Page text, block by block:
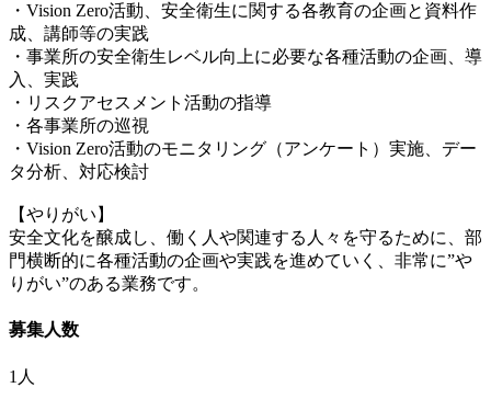
・Vision Zero活動、安全衛生に関する各教育の企画と資料作
成、講師等の実践
・事業所の安全衛生レベル向上に必要な各種活動の企画、導
入、実践
・リスクアセスメント活動の指導
・各事業所の巡視
・Vision Zero活動のモニタリング（アンケート）実施、デー
タ分析、対応検討
【やりがい】
安全文化を醸成し、働く人や関連する人々を守るために、部
門横断的に各種活動の企画や実践を進めていく、非常に”や
りがい”のある業務です。
募集人数
1人